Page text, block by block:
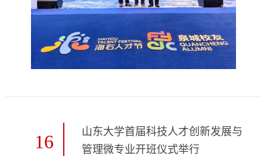
16
山东大学首届科技人才创新发展与
管理微专业开班仪式举行